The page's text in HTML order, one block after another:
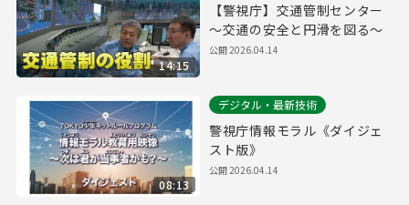
14:15
【警視庁】交通管制センター
～交通の安全と円滑を図る～
公開2026.04.14
08:13
デジタル・最新技術
警視庁情報モラル《ダイジェ
スト版》
公開2026.04.14